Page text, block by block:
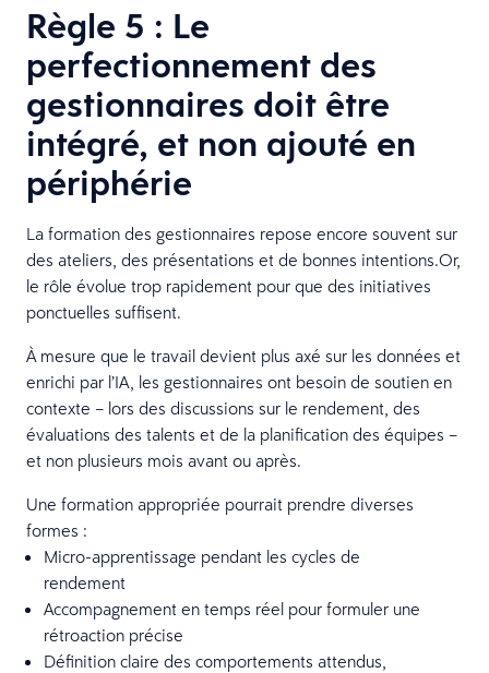
Règle 5 : Le
perfectionnement des
gestionnaires doit être
intégré, et non ajouté en
périphérie
La formation des gestionnaires repose encore souvent sur
des ateliers, des présentations et de bonnes intentions.Or,
le rôle évolue trop rapidement pour que des initiatives
ponctuelles suffisent.
À mesure que le travail devient plus axé sur les données et
enrichi par l’IA, les gestionnaires ont besoin de soutien en
contexte – lors des discussions sur le rendement, des
évaluations des talents et de la planification des équipes –
et non plusieurs mois avant ou après.
Une formation appropriée pourrait prendre diverses
formes :
Micro-apprentissage pendant les cycles de
rendement
Accompagnement en temps réel pour formuler une
rétroaction précise
Définition claire des comportements attendus,